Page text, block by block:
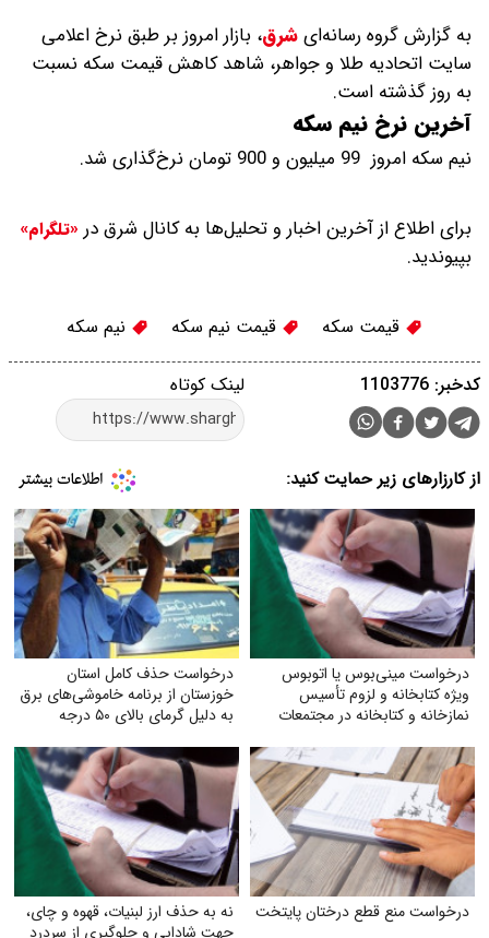
به گزارش گروه رسانه‌ایشرق، بازار امروز بر طبق نرخ اعلامی
سایت اتحادیه طلا و جواهر، شاهد کاهش قیمت‌‌‌‌ سکه نسبت
به روز گذشته است.
آخرین نرخ نیم سکه
نیم سکه امروز 99 میلیون و 900 تومان نرخ‌گذاری شد.
برای اطلاع از آخرین اخبار و تحلیل‌ها به کانال شرق در «تلگرام»
بپیوندید.
قیمت سکه قیمت نیم سکه نیم سکه
لینک کوتاه کدخبر: 1103776
از کارزارهای زیر حمایت کنید:
درخواست مینی‌بوس یا اتوبوس
ویژه کتابخانه و لزوم تأسیس
نمازخانه و کتابخانه در مجتمعات
درخواست حذف کامل استان
خوزستان از برنامه خاموشی‌های برق
به دلیل گرمای بالای ۵۰ درجه
درخواست منع قطع درختان پایتخت
نه به حذف ارز لبنیات، قهوه و چای،
جهت شادابی و جلوگیری از سردرد